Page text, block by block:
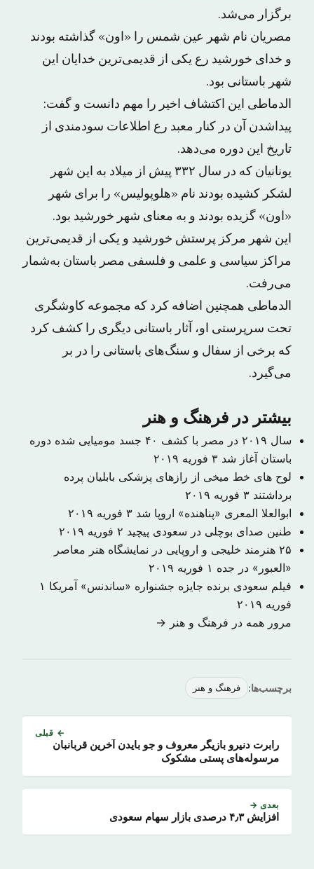
برگزار می‌شد.
مصریان نام شهر عین شمس را «اون» گذاشته بودند
و خدای خورشید رع یکی از قدیمی‌ترین خدایان این
شهر باستانی بود.
الدماطی این اکتشاف اخیر را مهم دانست و گفت:
پیداشدن آن در کنار معبد رع اطلاعات سودمندی از
تاریخ این دوره می‌دهد.
یونانیان که در سال ۳۳۲ پیش از میلاد به این شهر
لشکر کشیده بودند نام «هلوپولیس» را برای شهر
«اون» گزیده بودند و به معنای شهر خورشید بود.
این شهر مرکز پرستش خورشید و یکی از قدیمی‌ترین
مراکز سیاسی و علمی و فلسفی مصر باستان به‌شمار
می‌رفت.
الدماطی همچنین اضافه کرد که مجموعه کاوشگری
تحت سرپرستی او، آثار باستانی دیگری را کشف کرد
که برخی از سفال و سنگ‌های باستانی را در بر
می‌گیرد.
بیشتر در فرهنگ و هنر
سال ۲۰۱۹ در مصر با کشف ۴۰ جسد مومیایی شده دوره
باستان آغاز شد ۳ فوریه ۲۰۱۹
لوح های خط میخی از رازهای پزشکی بابلیان پرده
برداشتند ۳ فوریه ۲۰۱۹
ابوالعلا المعری «پناهنده» اروپا شد ۳ فوریه ۲۰۱۹
طنین صدای بوچلی در سعودی پیچید ۲ فوریه ۲۰۱۹
۲۵ هنرمند خلیجی و اروپایی در نمایشگاه هنر معاصر
«العبور» در جده ۱ فوریه ۲۰۱۹
فیلم سعودی برنده جایزه جشنواره «ساندنس» آمریکا ۱
فوریه ۲۰۱۹
مرور همه در فرهنگ و هنر →
برچسب‌ها: فرهنگ و هنر
← قبلی
رابرت دنیرو بازیگر معروف و جو بایدن آخرین قربانبان
مرسوله‌‌های پستی مشکوک
بعدی →
افزایش ۴٫۳ درصدی بازار سهام سعودی